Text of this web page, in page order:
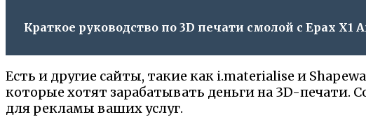
Краткое руководство по 3D печати смолой с Epax X1
Есть и другие сайты, такие как i.materialise и
которые хотят зарабатывать деньги на 3D-
для рекламы ваших услуг.